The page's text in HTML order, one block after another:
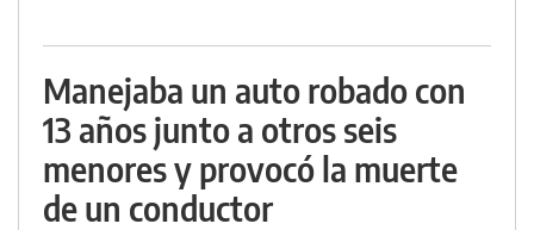
Manejaba un auto robado con
13 años junto a otros seis
menores y provocó la muerte
de un conductor